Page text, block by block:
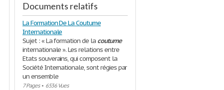
Documents relatifs
La Formation De La Coutume
Internationale
Sujet : « La formation de la coutume
internationale ». Les relations entre
Etats souverains, qui composent la
Société Internationale, sont régies par
un ensemble
7 Pages• 6536 Vues